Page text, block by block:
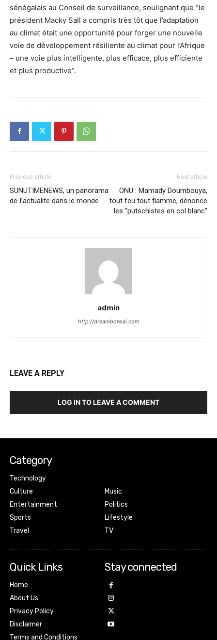
sénégalais au Conseil de surveillance, soulignant que ‘’le
président Macky Sall a compris très tôt que l’adaptation
au climat était une opportunité pour forger une nouvelle
voie de développement résiliente au climat pour l’Afrique
– une voie plus intelligente, plus efficace, plus efficiente
et plus productive’’.
Previous article
SUNUTIMENEWS, un panorama
de I’actualite dans le monde
Next article
ONU : Mamady Doumbouya,
tout feu tout flamme, dénonce
les “putschistes en col blanc”
admin
http://dreambonsai.com
LEAVE A REPLY
LOG IN TO LEAVE A COMMENT
Category
Technology
Culture
Entertainment
Sports
Travel
Music
Politics
Lifestyle
TV
Quick Links
Home
About Us
Privacy Policy
Disclaimer
Terms and Conditions
Stay connected